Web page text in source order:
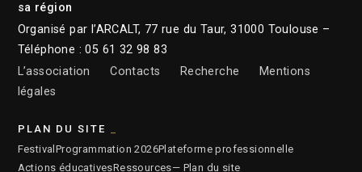
sa région
Organisé par l’ARCALT, 77 rue du Taur, 31000 Toulouse –
Téléphone : 05 61 32 98 83
L’association
Contacts Recherche
Mentions
légales
PLAN DU SITE
Festival Programmation 2026Plateforme professionnelle
Actions éducativesRessources— Plan du site